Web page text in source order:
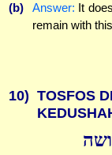
(b) Answer: It
remain with
10) TOSFOS